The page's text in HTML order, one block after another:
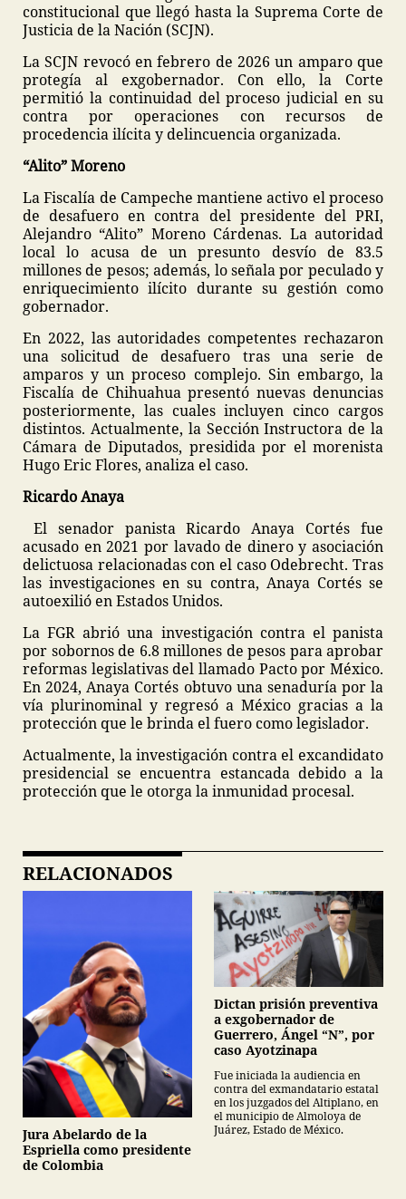
constitucional que llegó hasta la Suprema Corte de
Justicia de la Nación (SCJN).
La SCJN revocó en febrero de 2026 un amparo que
protegía al exgobernador. Con ello, la Corte
permitió la continuidad del proceso judicial en su
contra por operaciones con recursos de
procedencia ilícita y delincuencia organizada.
“Alito” Moreno
La Fiscalía de Campeche mantiene activo el proceso
de desafuero en contra del presidente del PRI,
Alejandro “Alito” Moreno Cárdenas. La autoridad
local lo acusa de un presunto desvío de 83.5
millones de pesos; además, lo señala por peculado y
enriquecimiento ilícito durante su gestión como
gobernador.
En 2022, las autoridades competentes rechazaron
una solicitud de desafuero tras una serie de
amparos y un proceso complejo. Sin embargo, la
Fiscalía de Chihuahua presentó nuevas denuncias
posteriormente, las cuales incluyen cinco cargos
distintos. Actualmente, la Sección Instructora de la
Cámara de Diputados, presidida por el morenista
Hugo Eric Flores, analiza el caso.
Ricardo Anaya
El senador panista Ricardo Anaya Cortés fue
acusado en 2021 por lavado de dinero y asociación
delictuosa relacionadas con el caso Odebrecht. Tras
las investigaciones en su contra, Anaya Cortés se
autoexilió en Estados Unidos.
La FGR abrió una investigación contra el panista
por sobornos de 6.8 millones de pesos para aprobar
reformas legislativas del llamado Pacto por México.
En 2024, Anaya Cortés obtuvo una senaduría por la
vía plurinominal y regresó a México gracias a la
protección que le brinda el fuero como legislador.
Actualmente, la investigación contra el excandidato
presidencial se encuentra estancada debido a la
protección que le otorga la inmunidad procesal.
RELACIONADOS
Jura Abelardo de la
Espriella como presidente
de Colombia
Dictan prisión preventiva
a exgobernador de
Guerrero, Ángel “N”, por
caso Ayotzinapa
Fue iniciada la audiencia en
contra del exmandatario estatal
en los juzgados del Altiplano, en
el municipio de Almoloya de
Juárez, Estado de México.